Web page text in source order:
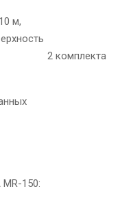
м,
2 комплекта
150: